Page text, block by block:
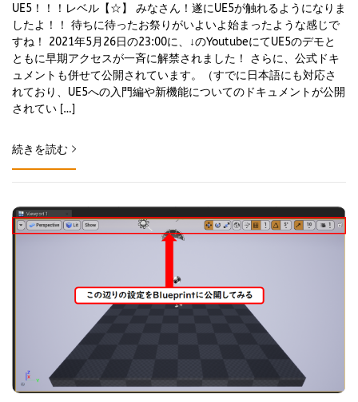
UE5！！！レベル【☆】 みなさん！遂にUE5が触れるようになりま
したよ！！ 待ちに待ったお祭りがいよいよ始まったような感じで
すね！ 2021年5月26日の23:00に、↓のYoutubeにてUE5のデモと
ともに早期アクセスが一斉に解禁されました！ さらに、公式ドキ
ュメントも併せて公開されています。（すでに日本語にも対応さ
れており、UE5への入門編や新機能についてのドキュメントが公開
されてい […]
続きを読む